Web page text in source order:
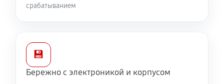
срабатыванием
💾
Бережно с электроникой и корпусом